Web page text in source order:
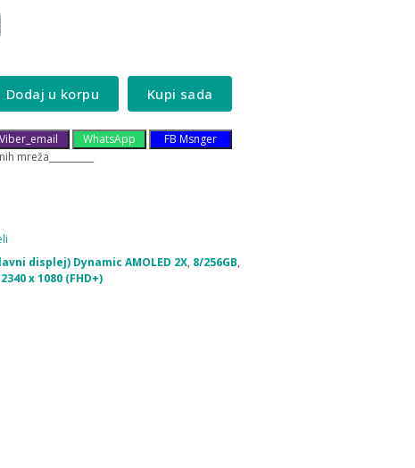
Dodaj u korpu Kupi sada
Viber_email WhatsApp
FB Msnger
mreža__________
displej) Dynamic AMOLED 2X, 8/256GB,
x 1080 (FHD+)